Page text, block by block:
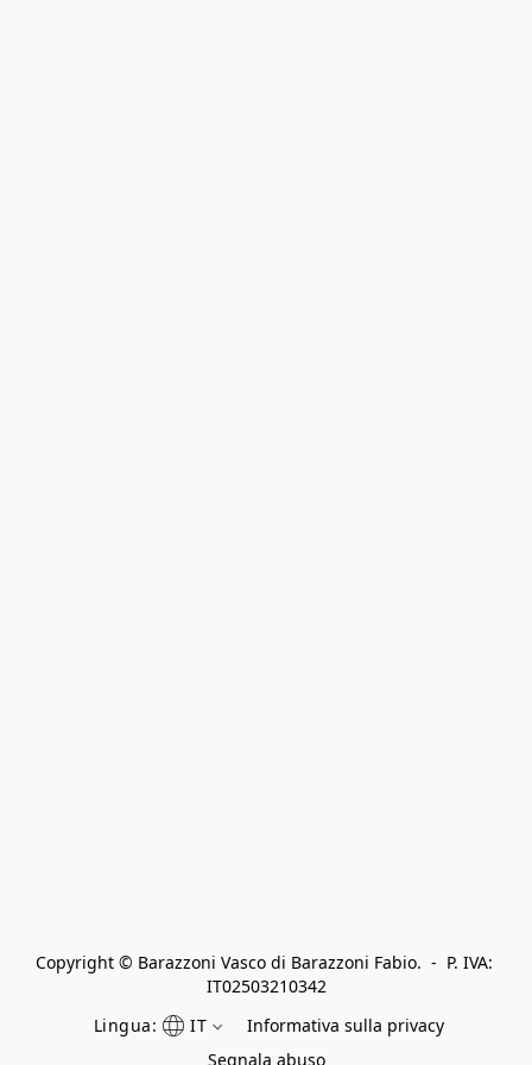
Copyright © Barazzoni Vasco di Barazzoni Fabio.  -  P. IVA:
IT02503210342
Lingua:
IT
Informativa sulla privacy
Segnala abuso